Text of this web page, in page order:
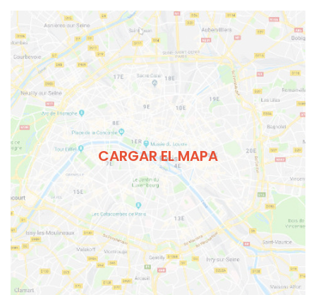
CARGAR EL MAPA